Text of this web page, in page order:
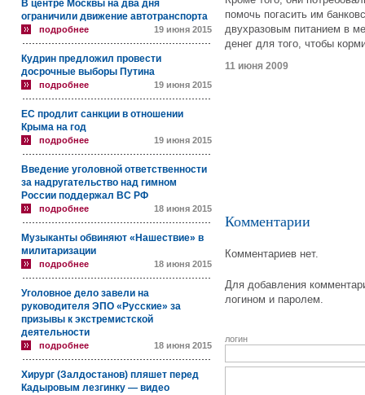
В центре Москвы на два дня
ограничили движение автотранспорта
подробнее 19 июня 2015
Кудрин предложил провести
досрочные выборы Путина
подробнее 19 июня 2015
ЕС продлит санкции в отношении
Крыма на год
подробнее 19 июня 2015
Введение уголовной ответственности
за надругательство над гимном
России поддержал ВС РФ
подробнее 18 июня 2015
Музыканты обвиняют «Нашествие» в
милитаризации
подробнее 18 июня 2015
Уголовное дело завели на
руководителя ЭПО «Русские» за
призывы к экстремистской
деятельности
подробнее 18 июня 2015
Хирург (Залдостанов) пляшет перед
Кадыровым лезгинку — видео
помочь погасить им
двухразовым питанием в
денег для того, чтобы
11 июня 2009
Комментарии
Комментариев нет.
Для добавления
логином и паролем.
логин